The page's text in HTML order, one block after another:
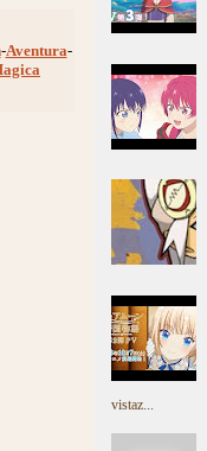
-Aventura-
vistaz...